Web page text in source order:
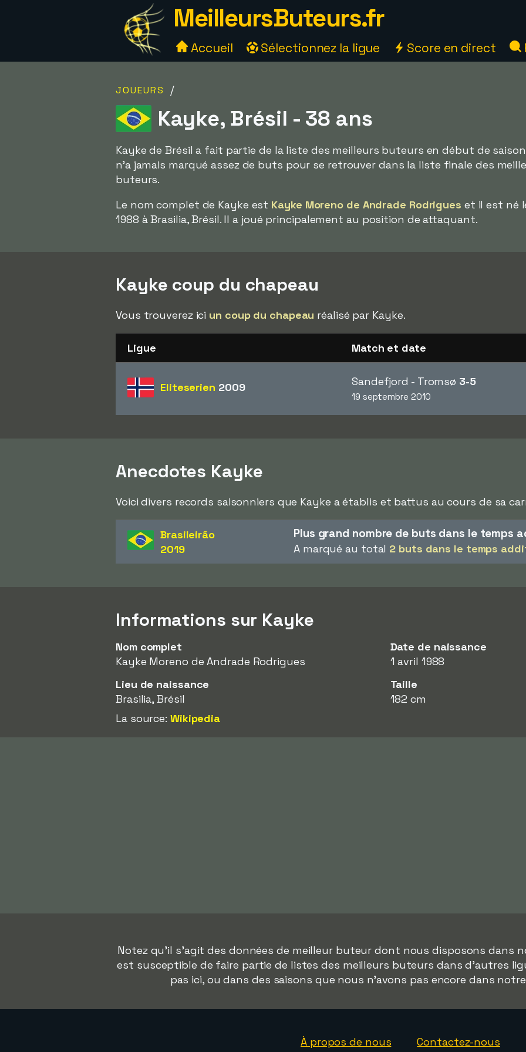
MeilleursButeurs.fr
Accueil Sélectionnez la ligue Score en direct
JOUEURS /
Kayke, Brésil - 38 ans
Kayke de Brésil a fait partie de la liste des meilleurs buteurs en début de
n'a jamais marqué assez de buts pour se retrouver dans la liste finale des
buteurs.
Le nom complet de Kayke est Kayke Moreno de Andrade Rodrigues et il est né
1988 à Brasilia, Brésil. Il a joué principalement au position de attaquant.
Kayke coup du chapeau
Vous trouverez ici un coup du chapeau réalisé par Kayke.
Ligue Match et date
Eliteserien 2009 Sandefjord - Tromsø 3-5
19 septembre 2010
Anecdotes Kayke
Voici divers records saisonniers que Kayke a établis et battus au cours de sa
Brasileirão
2019
Plus grand nombre de buts dans le temps
A marqué au total 2 buts dans le temps
Informations sur Kayke
Nom complet
Kayke Moreno de Andrade Rodrigues
Date de naissance
1 avril 1988
Lieu de naissance
Brasilia, Brésil
Taille
182 cm
La source: Wikipedia
Notez qu'il s'agit des données de meilleur buteur dont nous disposons dans
est susceptible de faire partie de listes des meilleurs buteurs dans d'autres
pas ici, ou dans des saisons que nous n'avons pas encore dans
À propos de nous Contactez-nous